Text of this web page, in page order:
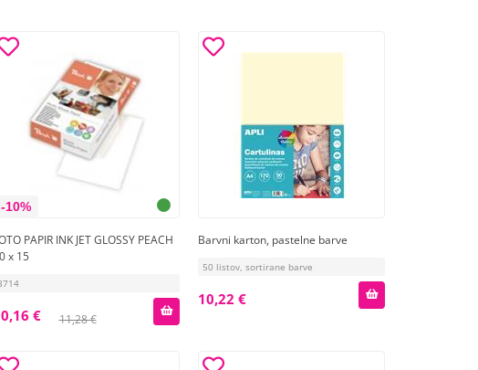
-10%
PAPIR INK JET GLOSSY PEACH
x 15
11,28 €
€
Barvni karton, pastelne barve
50 listov, sortirane barve
10,22 €